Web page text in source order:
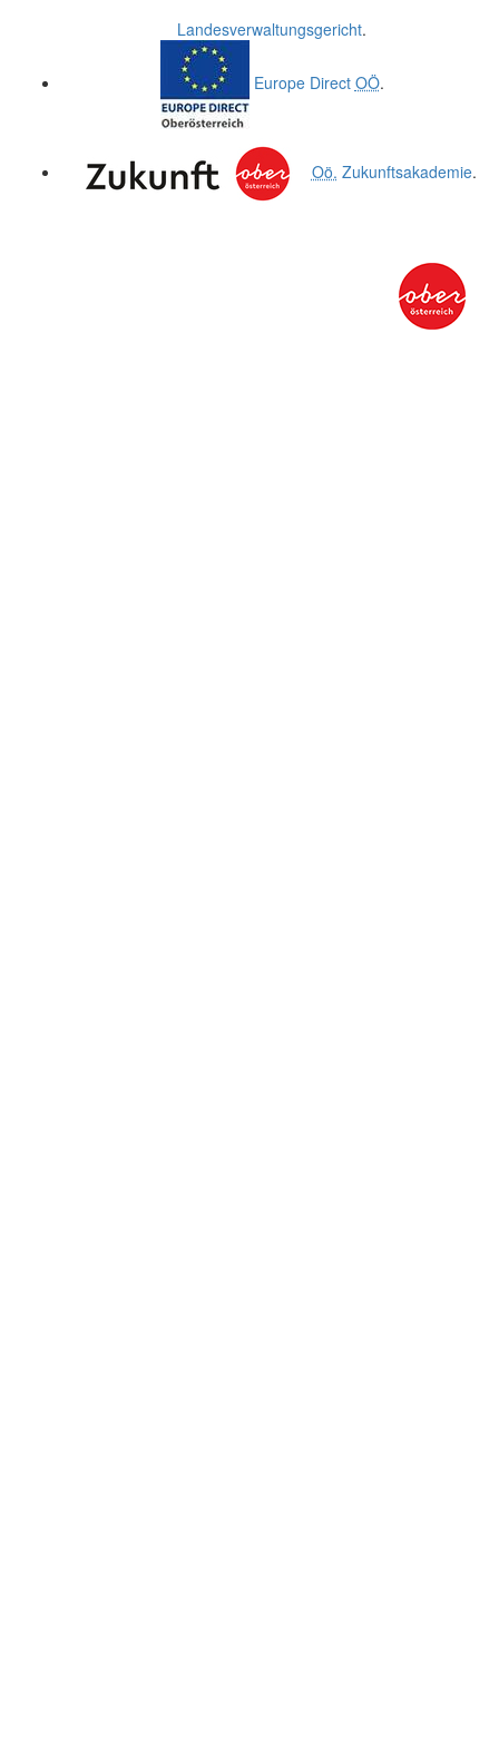
Landesverwaltungsgericht.
Europe Direct OÖ.
Oö. Zukunftsakademie.